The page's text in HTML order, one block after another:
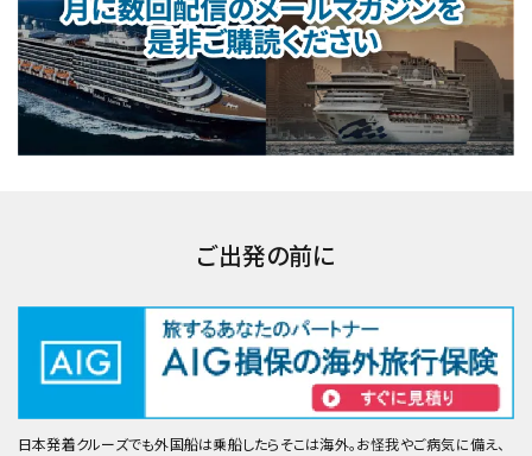
ご出発の前に
日本発着クルーズでも外国船は乗船したらそこは海外。お怪我やご病気に備え、